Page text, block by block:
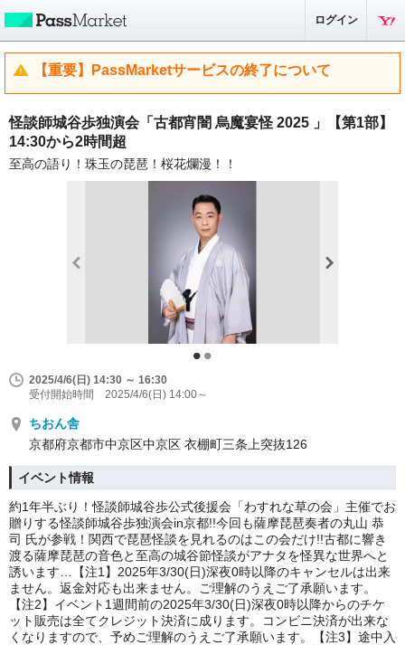
ログイン
【重要】PassMarketサービスの終了について
怪談師城谷歩独演会「古都宵闇 烏魔宴怪 2025 」【第1部】
14:30から2時間超
至高の語り！珠玉の琵琶！桜花爛漫！！
2025/4/6(日) 14:30 ～ 16:30
受付開始時間 2025/4/6(日) 14:00～
ちおん舎
京都府京都市中京区中京区 衣棚町三条上突抜126
イベント情報
約1年半ぶり！怪談師城谷歩公式後援会「わすれな草の会」主催でお
贈りする怪談師城谷歩独演会in京都!!今回も薩摩琵琶奏者の丸山 恭
司 氏が参戦！関西で琵琶怪談を見れるのはこの会だけ!!古都に響き
渡る薩摩琵琶の音色と至高の城谷節怪談がアナタを怪異な世界へと
誘います…【注1】2025年3/30(日)深夜0時以降のキャンセルは出来
ません。返金対応も出来ません。ご理解のうえご了承願います。
【注2】イベント1週間前の2025年3/30(日)深夜0時以降からのチケ
ット販売は全てクレジット決済に成ります。コンビニ決済が出来な
くなりますので、予めご理解のうえご了承願います。【注3】途中入